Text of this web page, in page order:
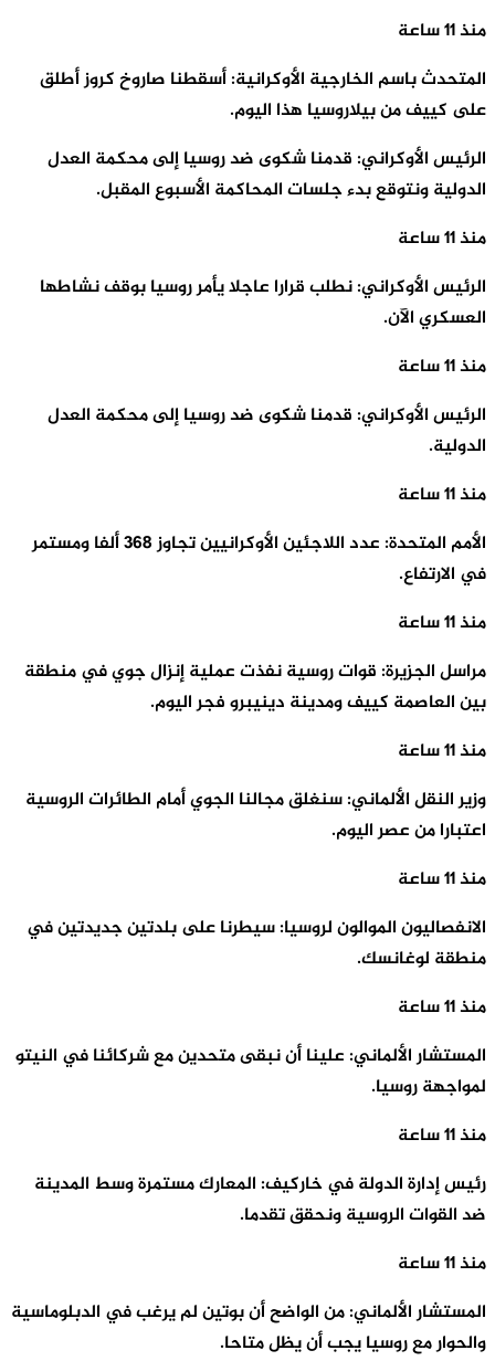
منذ 11 ساعة
المتحدث باسم الخارجية الأوكرانية: أسقطنا صاروخ كروز أطلق
على كييف من بيلاروسيا هذا اليوم.
الرئيس الأوكراني: قدمنا شكوى ضد روسيا إلى محكمة العدل
الدولية ونتوقع بدء جلسات المحاكمة الأسبوع المقبل.
منذ 11 ساعة
الرئيس الأوكراني: نطلب قرارا عاجلا يأمر روسيا بوقف نشاطها
العسكري الآن.
منذ 11 ساعة
الرئيس الأوكراني: قدمنا شكوى ضد روسيا إلى محكمة العدل
الدولية.
منذ 11 ساعة
الأمم المتحدة: عدد اللاجئين الأوكرانيين تجاوز 368 ألفا ومستمر
في الارتفاع.
منذ 11 ساعة
مراسل الجزيرة: قوات روسية نفذت عملية إنزال جوي في منطقة
بين العاصمة كييف ومدينة دينيبرو فجر اليوم.
منذ 11 ساعة
وزير النقل الألماني: سنغلق مجالنا الجوي أمام الطائرات الروسية
اعتبارا من عصر اليوم.
منذ 11 ساعة
الانفصاليون الموالون لروسيا: سيطرنا على بلدتين جديدتين في
منطقة لوغانسك.
منذ 11 ساعة
المستشار الألماني: علينا أن نبقى متحدين مع شركائنا في النيتو
لمواجهة روسيا.
منذ 11 ساعة
رئيس إدارة الدولة في خاركيف: المعارك مستمرة وسط المدينة
ضد القوات الروسية ونحقق تقدما.
منذ 11 ساعة
المستشار الألماني: من الواضح أن بوتين لم يرغب في الدبلوماسية
والحوار مع روسيا يجب أن يظل متاحا.